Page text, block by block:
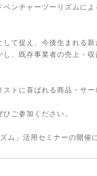
ンチャーツーリズムに
て捉え、今後生まれる新
、既存事業者の売上・
トに喜ばれる商品・サ
ご参加ください。
ム」活用セミナーの開催